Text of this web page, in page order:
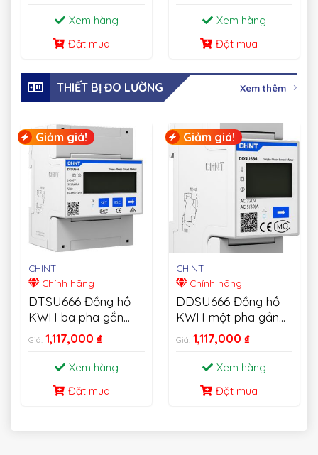
Xem hàng
Đặt mua
Xem hàng
Đặt mua
THIẾT BỊ ĐO LƯỜNG Xem thêm
Giảm giá!
CHINT
Chính hãng
DTSU666 Đồng hồ
KWH ba pha gắn
trên thanh Din
Giá: 1,117,000 ₫
Xem hàng
Đặt mua
Giảm giá!
CHINT
Chính hãng
DDSU666 Đồng hồ
KWH một pha gắn
trên thanh Din
Giá: 1,117,000 ₫
Xem hàng
Đặt mua